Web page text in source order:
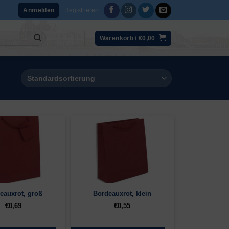
Anmelden Registrieren
Warenkorb /€0,00
groß
€0,69
Bordeauxrot, klein
€0,55